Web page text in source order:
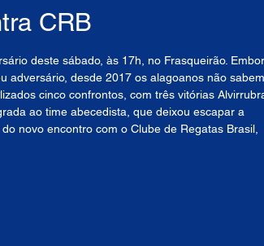
CRB
deste sábado, às 17h, no Frasqueirão.
adversário, desde 2017 os alagoanos não
cinco confrontos, com três vitórias
ao time abecedista, que deixou escapar a
novo encontro com o Clube de Regatas Brasil,